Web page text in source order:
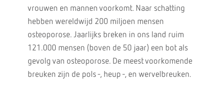
vrouwen en mannen voorkomt. Naar schatting
hebben wereldwijd 200 miljoen mensen
osteoporose. Jaarlijks breken in ons land ruim
121.000 mensen (boven de 50 jaar) een bot als
gevolg van osteoporose. De meest voorkomende
breuken zijn de pols -, heup -, en wervelbreuken.